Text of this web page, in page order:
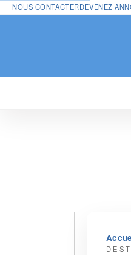
NOUS CONTACTERDEVENEZ